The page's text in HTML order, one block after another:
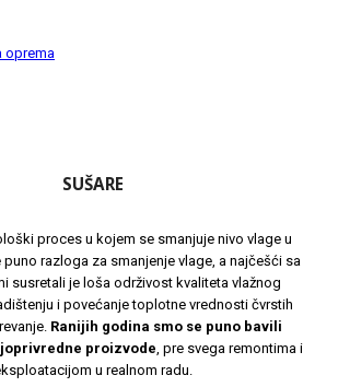
oprema
SUŠARE
proces u kojem se smanjuje nivo vlage u
razloga za smanjenje vlage, a najčešći sa
susretali je loša održivost kvaliteta vlažnog
i povećanje toplotne vrednosti čvrstih
Ranijih godina smo se puno bavili
proizvode , pre svega remontima i
u realnom radu.